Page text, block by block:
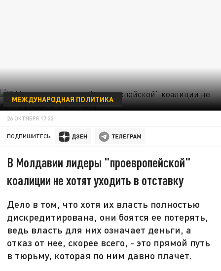
МЕЖДУНАРОДНАЯ ПОЛИТИКА
26 ОКТЯБРЯ 17:33
ПОДПИШИТЕСЬ:
В Молдавии лидеры "проевропейской"
коалиции не хотят уходить в отставку
Дело в том, что хотя их власть полностью
дискредитирована, они боятся ее потерять,
ведь власть для них означает деньги, а
отказ от нее, скорее всего, - это прямой путь
в тюрьму, которая по ним давно плачет.